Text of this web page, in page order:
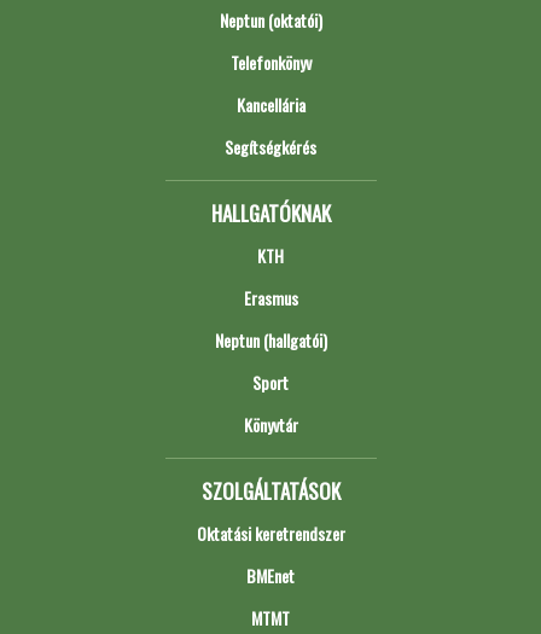
Neptun (oktatói)
Telefonkönyv
Kancellária
Segítségkérés
HALLGATÓKNAK
KTH
Erasmus
Neptun (hallgatói)
Sport
Könyvtár
SZOLGÁLTATÁSOK
Oktatási keretrendszer
BMEnet
MTMT